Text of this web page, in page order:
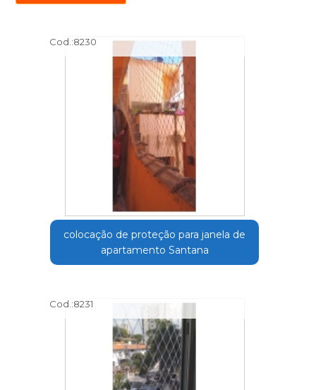
Cod.:8230
colocação de proteção para janela de
apartamento Santana
Cod.:8231